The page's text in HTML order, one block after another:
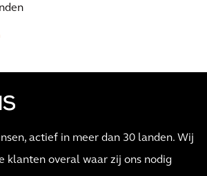
actief in meer dan 30 landen. Wij
klanten overal waar zij ons nodig